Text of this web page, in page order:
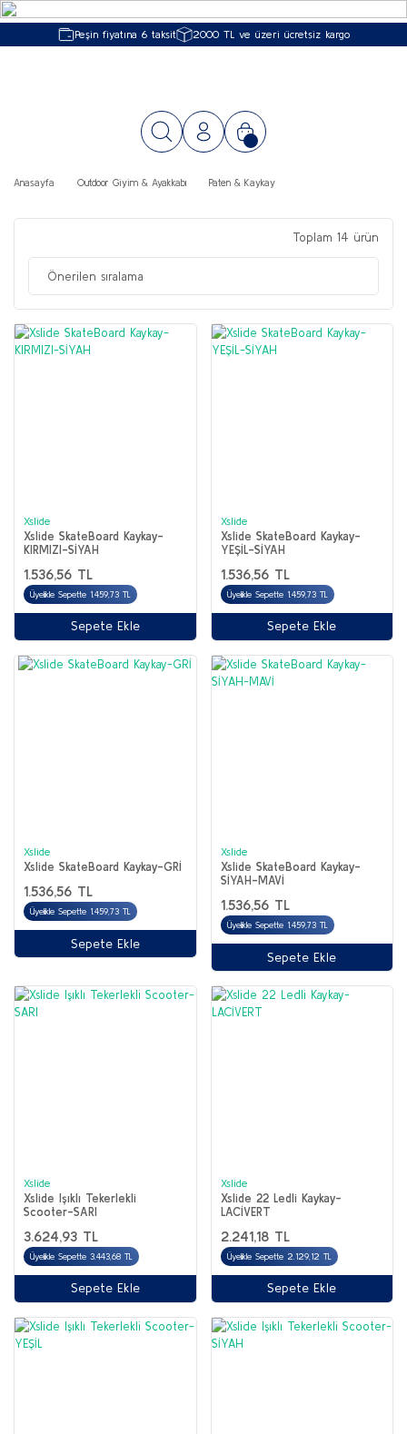
Peşin fiyatına 6 taksit 2000 TL ve üzeri ücretsiz kargo
Anasayfa Outdoor Giyim & Ayakkabı Paten & Kaykay
Toplam 14 ürün
Xslide
Xslide SkateBoard Kaykay-
KIRMIZI-SİYAH
1.536,56 TL
Üyelikle Sepette 1.459,73 TL
Sepete Ekle
Xslide
Xslide SkateBoard Kaykay-
YEŞİL-SİYAH
1.536,56 TL
Üyelikle Sepette 1.459,73 TL
Sepete Ekle
Xslide
Xslide SkateBoard Kaykay-GRİ
1.536,56 TL
Üyelikle Sepette 1.459,73 TL
Sepete Ekle
Xslide
Xslide SkateBoard Kaykay-
SİYAH-MAVİ
1.536,56 TL
Üyelikle Sepette 1.459,73 TL
Sepete Ekle
Xslide
Xslide Işıklı Tekerlekli
Scooter-SARI
3.624,93 TL
Üyelikle Sepette 3.443,68 TL
Sepete Ekle
Xslide
Xslide 22 Ledli Kaykay-
LACİVERT
2.241,18 TL
Üyelikle Sepette 2.129,12 TL
Sepete Ekle